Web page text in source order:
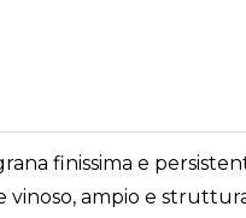
finissima e
vinoso, ampio e